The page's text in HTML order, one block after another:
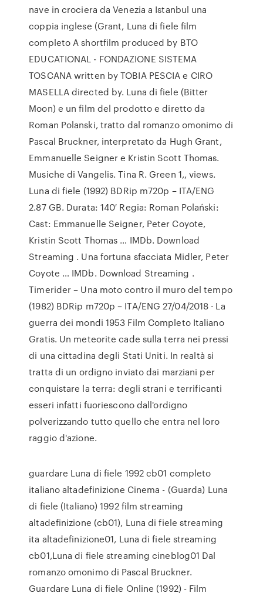
nave in crociera da Venezia a Istanbul una
coppia inglese (Grant, Luna di fiele film
completo A shortfilm produced by BTO
EDUCATIONAL - FONDAZIONE SISTEMA
TOSCANA written by TOBIA PESCIA e CIRO
MASELLA directed by. Luna di fiele (Bitter
Moon) e un film del prodotto e diretto da
Roman Polanski, tratto dal romanzo omonimo di
Pascal Bruckner, interpretato da Hugh Grant,
Emmanuelle Seigner e Kristin Scott Thomas.
Musiche di Vangelis. Tina R. Green 1,, views.
Luna di fiele (1992) BDRip m720p – ITA/ENG
2.87 GB. Durata: 140′ Regia: Roman Polański:
Cast: Emmanuelle Seigner, Peter Coyote,
Kristin Scott Thomas … IMDb. Download
Streaming . Una fortuna sfacciata Midler, Peter
Coyote … IMDb. Download Streaming .
Timerider – Una moto contro il muro del tempo
(1982) BDRip m720p – ITA/ENG 27/04/2018 · La
guerra dei mondi 1953 Film Completo Italiano
Gratis. Un meteorite cade sulla terra nei pressi
di una cittadina degli Stati Uniti. In realtà si
tratta di un ordigno inviato dai marziani per
conquistare la terra: degli strani e terrificanti
esseri infatti fuoriescono dall'ordigno
polverizzando tutto quello che entra nel loro
raggio d'azione.
guardare Luna di fiele 1992 cb01 completo
italiano altadefinizione Cinema - (Guarda) Luna
di fiele (Italiano) 1992 film streaming
altadefinizione (cb01), Luna di fiele streaming
ita altadefinizione01, Luna di fiele streaming
cb01,Luna di fiele streaming cineblog01 Dal
romanzo omonimo di Pascal Bruckner.
Guardare Luna di fiele Online (1992) - Film